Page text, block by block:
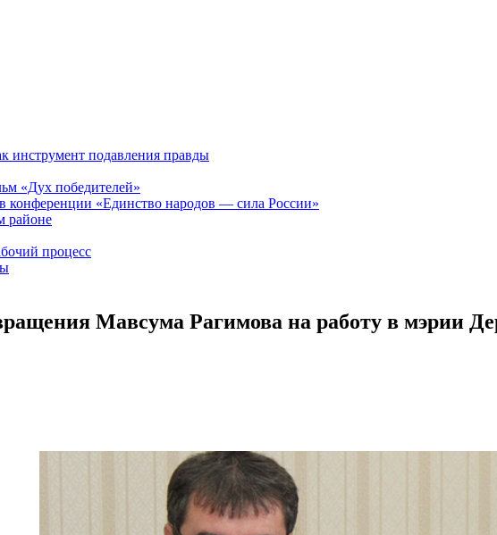
инструмент подавления правды
«Дух победителей»
конференции «Единство народов — сила России»
районе
процесс
Мавсума Рагимова на работу в мэрии